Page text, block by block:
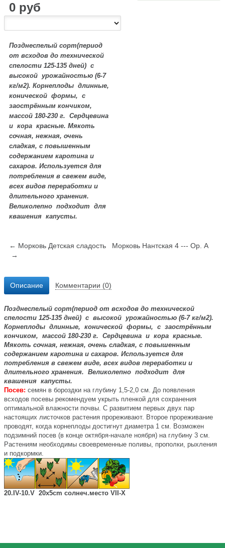
0 руб
Позднеспелый сорт(период
от всходов до технической
спелости 125-135 дней) с
высокой урожайностью (6-7
кг/м2). Корнеплоды длинные,
конической формы, с
заострённым кончиком,
массой 180-230 г. Сердцевина
и кора красные. Мякоть
сочная, нежная, очень
сладкая, с повышенным
содержанием каротина и
сахаров. Используется для
потребления в свежем виде,
всех видов переработки и
длительного хранения.
Великолепно подходит для
квашения капусты.
← Морковь Детская сладость
Морковь Нантская 4 --- Ор. А
→
Описание Комментарии (0)
Позднеспелый сорт(период от всходов до технической
спелости 125-135 дней) с высокой урожайностью (6-7 кг/м2).
Корнеплоды длинные, конической формы, с заострённым
кончиком, массой 180-230 г. Сердцевина и кора красные.
Мякоть сочная, нежная, очень сладкая, с повышенным
содержанием каротина и сахаров. Используется для
потребления в свежем виде, всех видов переработки и
длительного хранения. Великолепно подходит для
квашения капусты.
Посев: семян в бороздки на глубину 1,5-2,0 см. До появления
всходов посевы рекомендуем укрыть пленкой для сохранения
оптимальной влажности почвы. С развитием первых двух пар
настоящих листочков растения прореживают. Второе прореживание
проводят, когда корнеплоды достигнут диаметра 1 см. Возможен
подзимний посев (в конце октября-начале ноября) на глубину 3 см.
Растениям необходимы своевременные поливы, прополки, рыхления
и подкормки.
20.IV-10.V 20х5cm солнеч.место VII-X